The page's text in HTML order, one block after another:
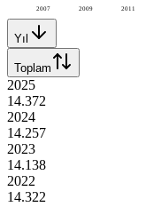
2007 2009 2011
Yıl
Toplam
2025
14.372
2024
14.257
2023
14.138
2022
14.322